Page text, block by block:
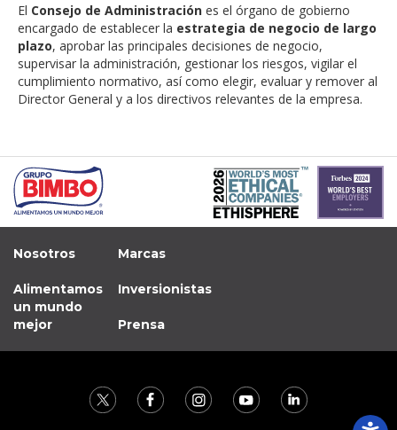
El Consejo de Administración es el órgano de gobierno
encargado de establecer la estrategia de negocio de largo
plazo, aprobar las principales decisiones de negocio,
supervisar la administración, gestionar los riesgos, vigilar el
cumplimiento normativo, así como elegir, evaluar y remover al
Director General y a los directivos relevantes de la empresa.
Nosotros
Alimentamos
un mundo
mejor
Marcas
Inversionistas
Prensa